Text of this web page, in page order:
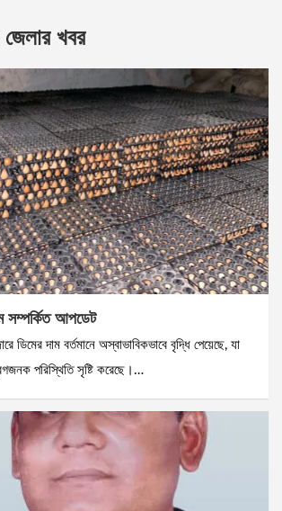
জেলার খবর
সম্পর্কিত আপডেট
ডিমের দাম বর্তমানে অস্বাভাবিকভাবে বৃদ্ধি পেয়েছে, যা
পরিস্থিতি সৃষ্টি করেছে।…